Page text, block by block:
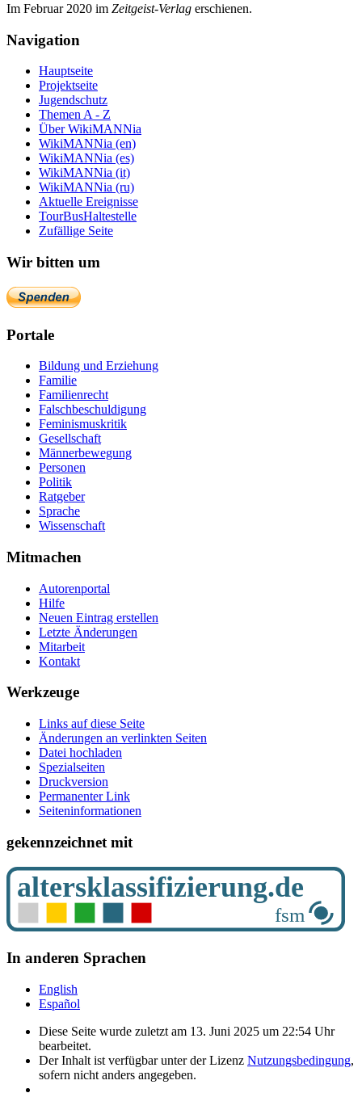
Im Februar 2020 im Zeit­geist-Verlag erschienen.
Navigation
Hauptseite
Projektseite
Jugendschutz
Themen A - Z
Über WikiMANNia
WikiMANNia (en)
WikiMANNia (es)
WikiMANNia (it)
WikiMANNia (ru)
Aktuelle Ereignisse
TourBusHaltestelle
Zufällige Seite
Wir bitten um
Portale
Bildung und Erziehung
Familie
Familienrecht
Falschbeschuldigung
Feminismuskritik
Gesellschaft
Männerbewegung
Personen
Politik
Ratgeber
Sprache
Wissenschaft
Mitmachen
Autorenportal
Hilfe
Neuen Eintrag erstellen
Letzte Änderungen
Mitarbeit
Kontakt
Werkzeuge
Links auf diese Seite
Änderungen an verlinkten Seiten
Datei hochladen
Spezialseiten
Druckversion
Permanenter Link
Seiten­­informationen
gekennzeichnet mit
In anderen Sprachen
English
Español
Diese Seite wurde zuletzt am 13. Juni 2025 um 22:54 Uhr
bearbeitet.
Der Inhalt ist verfügbar unter der Lizenz Nutzungsbedingung,
sofern nicht anders angegeben.